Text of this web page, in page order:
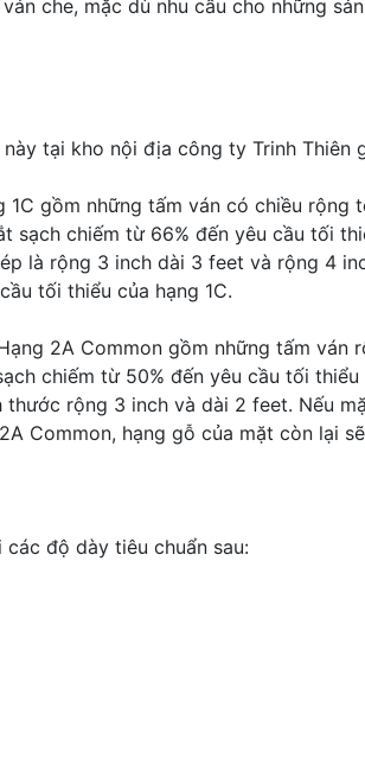
che, mặc dù nhu cầu cho những
tại kho nội địa công ty Trinh Thiên
1C gồm những tấm ván có chiều rộng
sạch chiếm từ 66% đến yêu cầu tối
là rộng 3 inch dài 3 feet và rộng 4
tối thiểu của hạng 1C.
2A Common gồm những tấm ván
chiếm từ 50% đến yêu cầu tối thiểu
rộng 3 inch và dài 2 feet. Nếu
Common, hạng gỗ của mặt còn lại
độ dày tiêu chuẩn sau: